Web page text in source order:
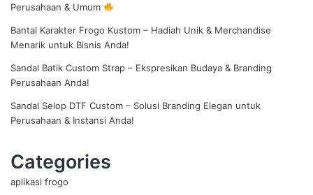
Perusahaan & Umum
Bantal Karakter Frogo Kustom – Hadiah Unik & Merchandise
Menarik untuk Bisnis Anda!
Sandal Batik Custom Strap – Ekspresikan Budaya & Branding
Perusahaan Anda!
Sandal Selop DTF Custom – Solusi Branding Elegan untuk
Perusahaan & Instansi Anda!
Categories
aplikasi frogo